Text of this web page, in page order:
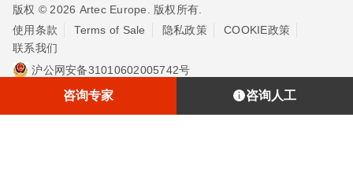
咨询人工
版权 © 2026 Artec Europe. 版权所有.
使用条款
Terms of Sale 隐私政策
COOKIE政策
联系我们
沪公网安备31010602005742号
埃太科™（上海）贸易有限责任公司
沪ICP备20013748号-2
咨询专家